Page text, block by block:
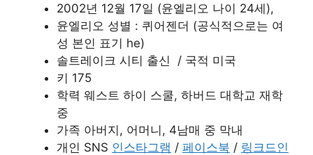
2002년 12월 17일 (윤엘리오 나이 24세),
윤엘리오 성별 : 퀴어젠더 (공식적으로는 여
성 본인 표기 he)
솔트레이크 시티 출신 / 국적 미국
키 175
학력 웨스트 하이 스쿨, 하버드 대학교 재학
중
가족 아버지, 어머니, 4남매 중 막내
개인 SNS 인스타그램 / 페이스북 / 링크드인